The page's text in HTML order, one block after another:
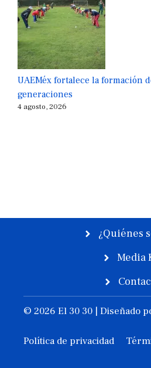
UAEMéx fortalece la formación
generaciones
4 agosto, 2026
¿Quiénes
Media
© 2026 El 30 30 | Diseñado
Política de privacidad